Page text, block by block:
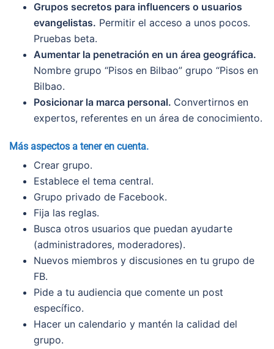
Grupos secretos para influencers o usuarios
evangelistas. Permitir el acceso a unos pocos.
Pruebas beta.
Aumentar la penetración en un área geográfica.
Nombre grupo “Pisos en Bilbao” grupo “Pisos en
Bilbao.
Posicionar la marca personal. Convertirnos en
expertos, referentes en un área de conocimiento.
Más aspectos a tener en cuenta.
Crear grupo.
Establece el tema central.
Grupo privado de Facebook.
Fija las reglas.
Busca otros usuarios que puedan ayudarte
(administradores, moderadores).
Nuevos miembros y discusiones en tu grupo de
FB.
Pide a tu audiencia que comente un post
específico.
Hacer un calendario y mantén la calidad del
grupo.